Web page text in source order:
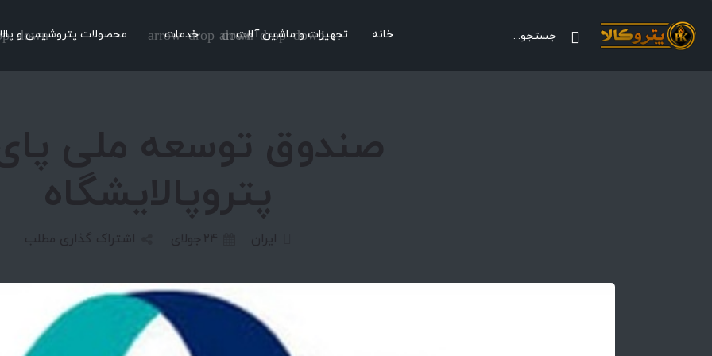
خانه تجهیزات و ماشین آلات
arrow_drop_down خدمات
arrow_drop_down محصولات پتروشیمی و
صندوق توسعه ملی پای
پتروپالایشگاه
ایران جولای 24 اشتراک گذاری مطلب